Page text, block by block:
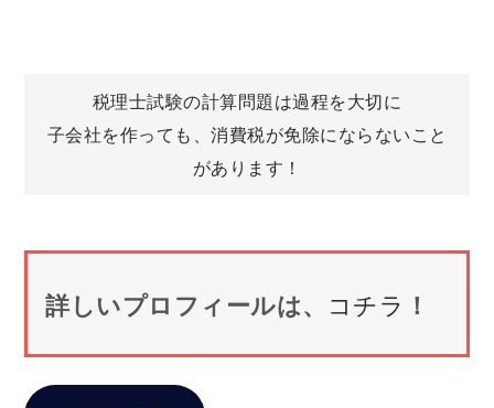
投
ナ
ビ
ゲ
税理士試験の計算問題は過程を大切に
子会社を作っても、消費税が免除にならないこと
があります！
詳しいプロフィールは、 コチラ ！